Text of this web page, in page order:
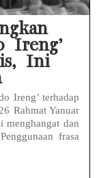
Ireng’
Ini
Ireng’ terhadap
Rahmat Yanuar
dan
frasa